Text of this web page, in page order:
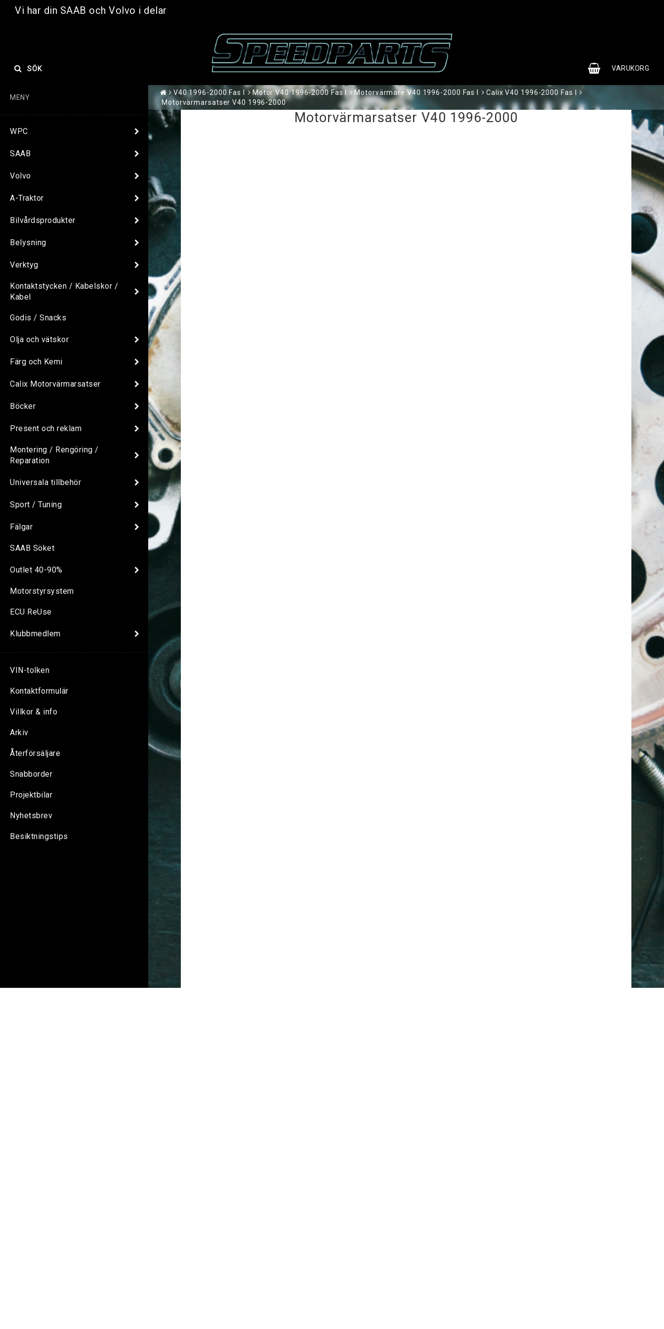
Vi har din SAAB och Volvo i delar
VARUKORG
SÖK
MENY
WPC
SAAB
Volvo
A-Traktor
Bilvårdsprodukter
Belysning
Verktyg
Kontaktstycken / Kabelskor /
Kabel
Godis / Snacks
Olja och vätskor
Färg och Kemi
Calix Motorvärmarsatser
Böcker
Present och reklam
Montering / Rengöring /
Reparation
Universala tillbehör
Sport / Tuning
Fälgar
SAAB Söket
Outlet 40-90%
Motorstyrsystem
ECU ReUse
Klubbmedlem
VIN-tolken
Kontaktformulär
Villkor & info
Arkiv
Återförsäljare
Snabborder
Projektbilar
Nyhetsbrev
Besiktningstips
V40 1996-2000 Fas I Motor V40 1996-2000 Fas I Motorvärmare V40 1996-2000 Fas I
Calix V40 1996-2000 Fas I
Motorvärmarsatser V40 1996-2000
Motorvärmarsatser V40 1996-2000